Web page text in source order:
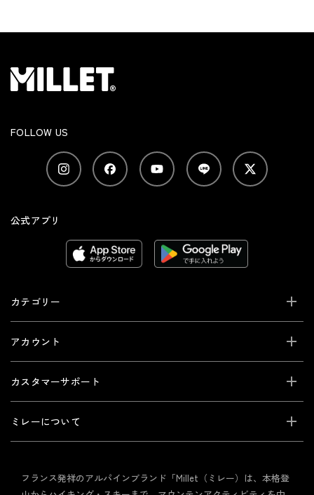
FOLLOW US
公式アプリ
カテゴリー
アカウント
カスタマーサポート
ミレーについて
フランス発祥のアルパインブランド「Millet（ミレー）は、本格登